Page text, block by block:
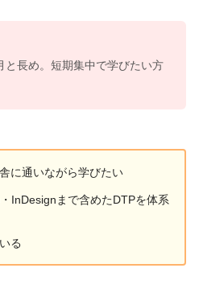
と長め。短期集中で学びたい方
に通いながら学びたい
InDesignまで含めたDTPを体系
る